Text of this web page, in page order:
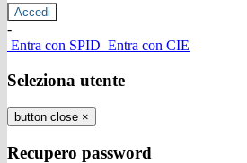
-
Entra con SPID Entra con CIE
Seleziona utente
button close ×
Recupero password